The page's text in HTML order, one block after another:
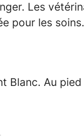
Les
pour les soins.
Blanc. Au